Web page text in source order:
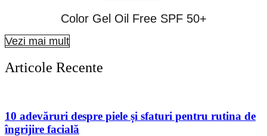
Color Gel Oil Free SPF 50+
Vezi mai mult
Articole Recente
10 adevăruri despre piele și sfaturi pentru rutina de
îngrijire facială